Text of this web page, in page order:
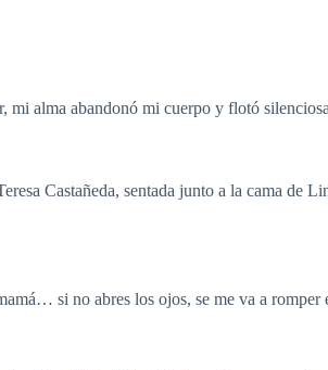
mi alma abandonó mi cuerpo y flotó
Castañeda, sentada junto a la cama de
si no abres los ojos, se me va a